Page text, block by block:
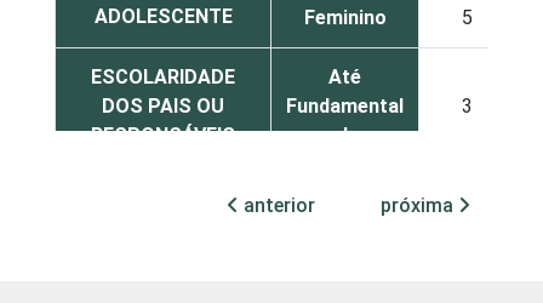
ADOLESCENTE
Feminino 5
ESCOLARIDADE
DOS PAIS OU
RESPONSÁVEIS
Até
Fundamental
I
3
Fundamental
4
anterior próxima